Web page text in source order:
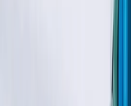
NON
PARTE